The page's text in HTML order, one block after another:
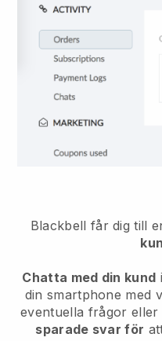
Blackbell får dig till
Chatta med din kund
din smartphone med
eventuella frågor
sparade svar för